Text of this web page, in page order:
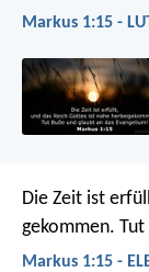
Markus 1:15 -
Die Zeit ist
gekommen.
Markus 1:15 -